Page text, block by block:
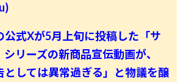
公式Xが5月上旬に投稿した「サ
リーズの新商品宣伝動画が、
としては異常過ぎる」と物議を醸